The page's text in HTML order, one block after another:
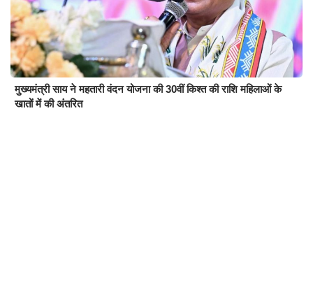
मुख्यमंत्री साय ने महतारी वंदन योजना की 30वीं किश्त की राशि महिलाओं के
खातों में की अंतरित